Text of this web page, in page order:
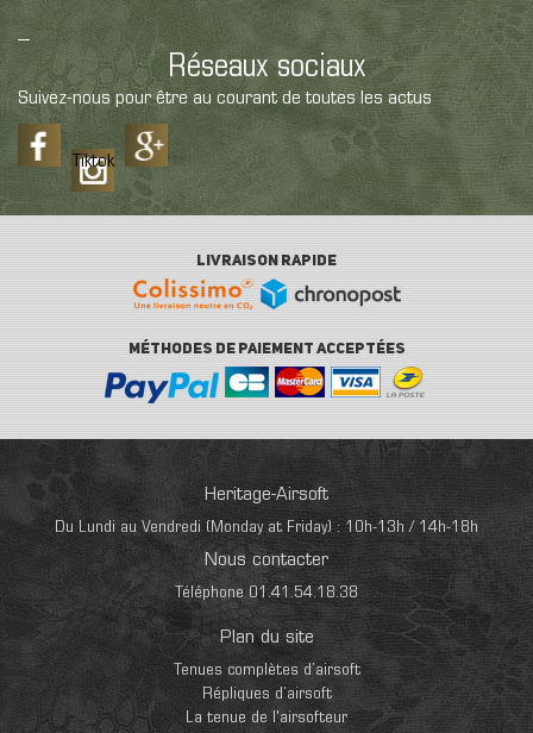
Réseaux sociaux
Suivez-nous pour être au courant de toutes les actus
Tiktok
LIVRAISON RAPIDE
MÉTHODES DE PAIEMENT ACCEPTÉES
Heritage-Airsoft
Du Lundi au Vendredi (Monday at Friday) : 10h-13h / 14h-18h
Nous contacter
Téléphone 01.41.54.18.38
Plan du site
Tenues complètes d’airsoft
Répliques d’airsoft
La tenue de l'airsofteur